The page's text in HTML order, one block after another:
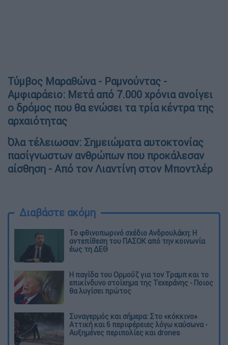
Τύμβος Μαραθώνα - Ραμνούντας -
Αμφιαράειο: Μετά από 7.000 χρόνια ανοίγει
ο δρόμος που θα ενώσει τα τρία κέντρα της
αρχαιότητας
Όλα τέλειωσαν: Σημειώματα αυτοκτονίας
πασίγνωστων ανθρώπων που προκάλεσαν
αίσθηση - Από τον Λιαντίνη στον Μποντλέρ
Διαβάστε ακόμη
Το φθινοπωρινό σχέδιο Ανδρουλάκη: Η
αντεπίθεση του ΠΑΣΟΚ από την κοινωνία
έως τη ΔΕΘ
Η παγίδα του Ορμούζ για τον Τραμπ και το
επικίνδυνο στοίχημα της Τεχεράνης - Ποιος
θα λυγίσει πρώτος
Συναγερμός και σήμερα: Στο «κόκκινο»
Αττική και 6 περιφέρειες λόγω καύσωνα -
Αυξημένες περιπολίες και drones